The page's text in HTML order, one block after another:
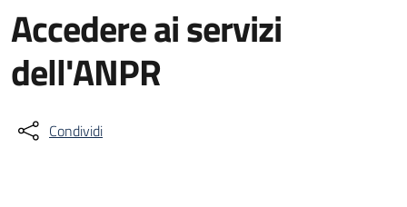
Accedere ai servizi
dell'ANPR
Condividi